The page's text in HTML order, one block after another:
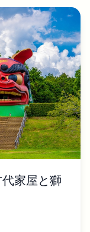
家屋と獅